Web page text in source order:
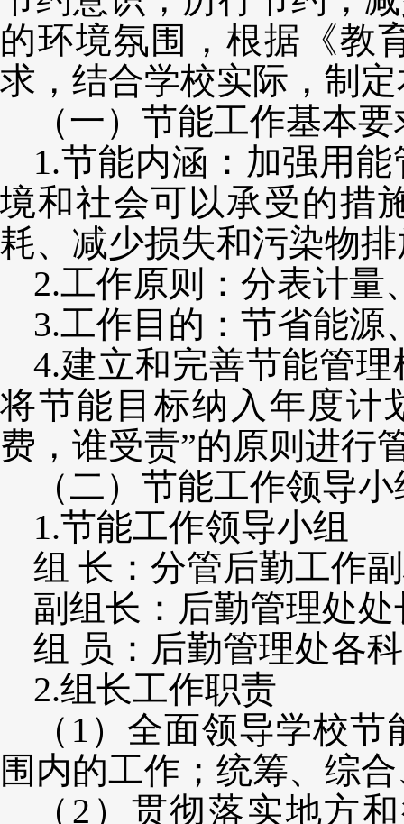
的环境氛围，根据《教
求，结合学校实际，制
（一）节能工作基本
1.节能内涵：加强用
境和社会可以承受的措
耗、减少损失和污染物
2.工作原则：分表计量
3.工作目的：节省能
4.建立和完善节能管
将节能目标纳入年度计
费，谁受责”的原则进行
（二）节能工作领导
1.节能工作领导小组
组 长：分管后勤工作
副组长：后勤管理处处
组 员：后勤管理处各
2.组长工作职责
（ 1）全面领导学校
围内的工作；统筹、综
（ 2）贯彻落实地方